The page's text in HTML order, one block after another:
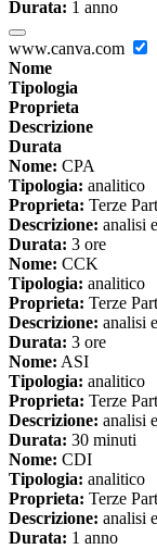
Durata: 1 anno
www.canva.com
Nome
Tipologia
Proprieta
Descrizione
Durata
Nome: CPA
Tipologia: analitico
Proprieta: Terze
Descrizione: analisi
Durata: 3 ore
Nome: CCK
Tipologia: analitico
Proprieta: Terze
Descrizione: analisi
Durata: 3 ore
Nome: ASI
Tipologia: analitico
Proprieta: Terze
Descrizione: analisi
Durata: 30 minuti
Nome: CDI
Tipologia: analitico
Proprieta: Terze
Descrizione: analisi
Durata: 1 anno